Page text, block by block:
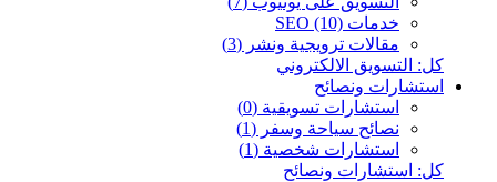
خدمات SEO (10)
مقالات ترويجية ونشر (3)
كل: التسويق الالكتروني
استشارات ونصائح
استشارات تسويقية (0)
نصائح سياحة وسفر (1)
استشارات شخصية (1)
كل: استشارات ونصائح